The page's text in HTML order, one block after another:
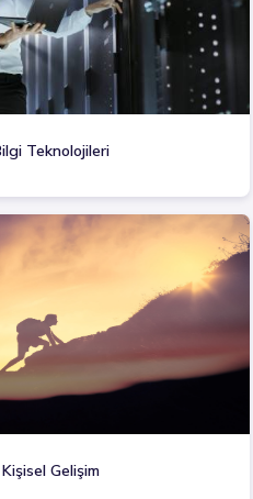
Teknolojileri
Kişisel Gelişim